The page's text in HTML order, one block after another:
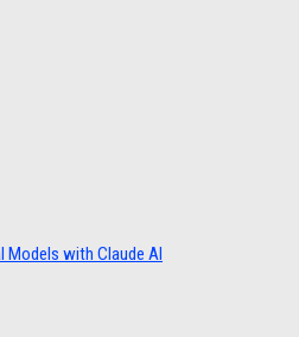
Models with Claude AI